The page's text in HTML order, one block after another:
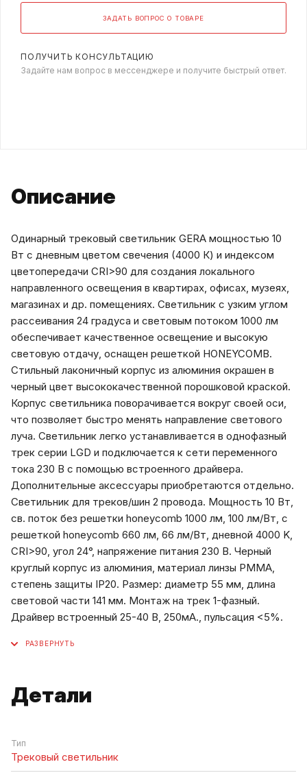
ЗАДАТЬ ВОПРОС О ТОВАРЕ
ПОЛУЧИТЬ КОНСУЛЬТАЦИЮ
Задайте нам вопрос в мессенджере и получите быстрый ответ.
Описание
Одинарный трековый светильник GERA мощностью 10
Вт с дневным цветом свечения (4000 К) и индексом
цветопередачи CRI>90 для создания локального
направленного освещения в квартирах, офисах, музеях,
магазинах и др. помещениях. Светильник с узким углом
рассеивания 24 градуса и световым потоком 1000 лм
обеспечивает качественное освещение и высокую
световую отдачу, оснащен решеткой HONEYCOMB.
Стильный лаконичный корпус из алюминия окрашен в
черный цвет высококачественной порошковой краской.
Корпус светильника поворачивается вокруг своей оси,
что позволяет быстро менять направление светового
луча. Светильник легко устанавливается в однофазный
трек серии LGD и подключается к сети переменного
тока 230 В с помощью встроенного драйвера.
Дополнительные аксессуары приобретаются отдельно.
Светильник для треков/шин 2 провода. Мощность 10 Вт,
св. поток без решетки honeycomb 1000 лм, 100 лм/Вт, с
решеткой honeycomb 660 лм, 66 лм/Вт, дневной 4000 K,
CRI>90, угол 24°, напряжение питания 230 В. Черный
круглый корпус из алюминия, материал линзы PMMA,
степень защиты IP20. Размер: диаметр 55 мм, длина
световой части 141 мм. Монтаж на трек 1-фазный.
Драйвер встроенный 25-40 В, 250мА., пульсация <5%.
Детали
Тип
Трековый светильник